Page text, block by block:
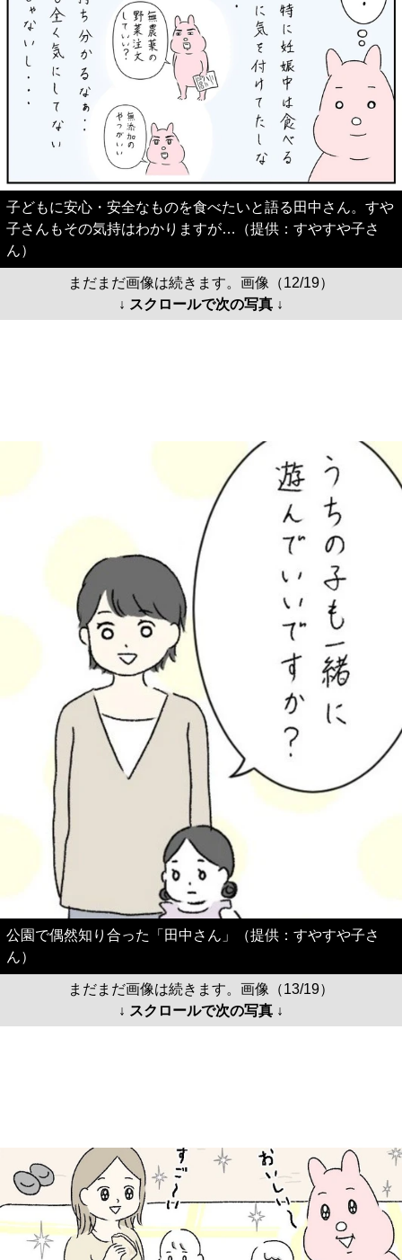
子どもに安心・安全なものを食べたいと語る田中さん。すや
子さんもその気持はわかりますが…（提供：すやすや子さ
ん）
まだまだ画像は続きます。画像（12/19）
↓ スクロールで次の写真 ↓
公園で偶然知り合った「田中さん」（提供：すやすや子さ
ん）
まだまだ画像は続きます。画像（13/19）
↓ スクロールで次の写真 ↓